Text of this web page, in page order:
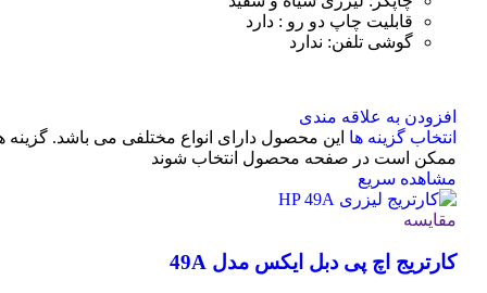
قابلیت چاپ دو رو : دارد
گوشی تلفن: ندارد
افزودن به علاقه مندی
انتخاب گزینه ها این محصول دارای انواع مختلفی می باشد. گزینه
ممکن است در صفحه محصول انتخاب شوند
مشاهده سریع
مقایسه
کارتریج اچ پی دبل ایکس مدل 49A